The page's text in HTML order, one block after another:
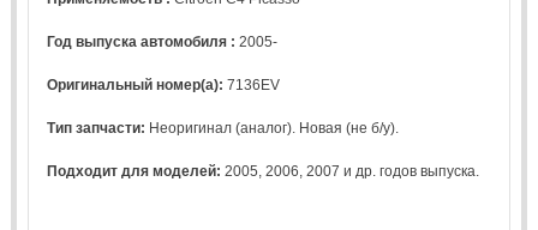
Год выпуска автомобиля :2005-
Оригинальный номер(а):7136EV
Тип запчасти: Неоригинал (аналог). Новая (не б/у).
Подходит для моделей: 2005 ,2006 ,2007 и др. годов выпуска.